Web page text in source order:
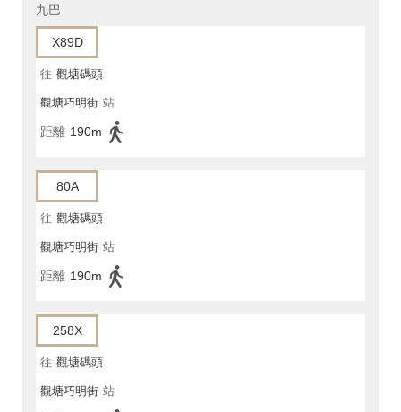
九巴
X89D
往 觀塘碼頭
觀塘巧明街 站
距離 190m
80A
往 觀塘碼頭
觀塘巧明街 站
距離 190m
258X
往 觀塘碼頭
觀塘巧明街 站